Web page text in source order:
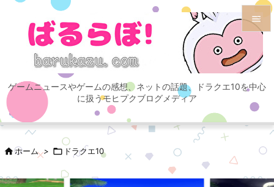
ゲームニュースやゲームの感想、ネットの話題、ドラクエ10を中心
に扱うモヒプクブログメディア

メニュ

サイド

次へ
検索
ホーム >  ドラクエ10